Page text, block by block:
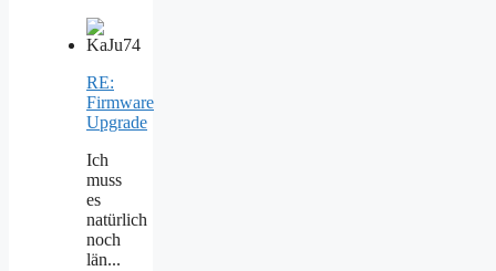
RE:
Firmware
Upgrade
Ich
muss
es
natürlich
noch
län...